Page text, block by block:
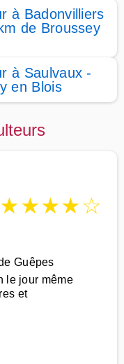
à Badonvilliers
de Broussey
à Saulvaux -
en Blois
★★★★☆
Guêpes
le jour même
et